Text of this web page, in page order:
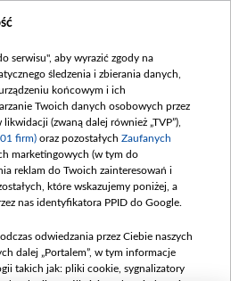
Dostępność
wewnętrznych
serwisu", aby wyrazić zgody na
śledzenia i zbierania danych,
końcowym i ich
Twoich danych osobowych przez
(zwaną dalej również „TVP”),
firm) oraz pozostałych Zaufanych
marketingowych (w tym do
reklam do Twoich zainteresowań i
które wskazujemy poniżej, a
nas identyfikatora PPID do Google.
odwiedzania przez Ciebie naszych
dalej „Portalem”, w tym informacje
takich jak: pliki cookie, sygnalizatory